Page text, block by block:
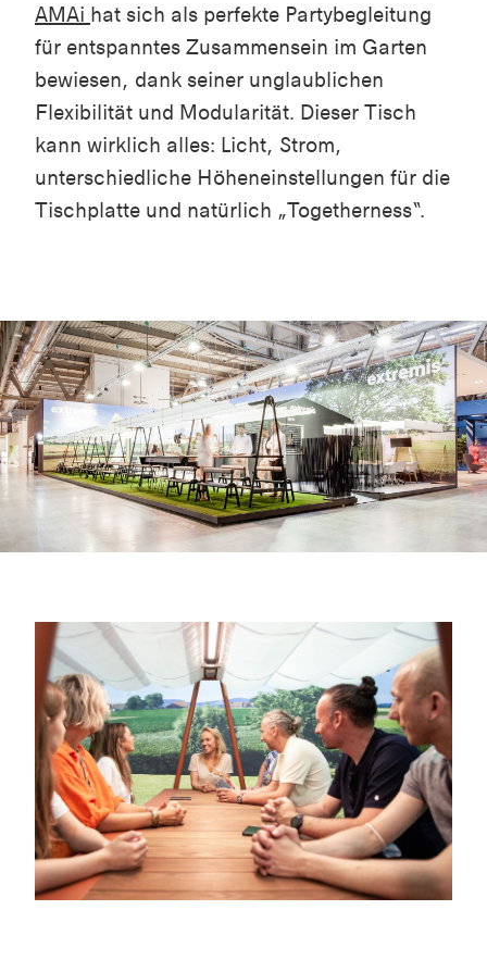
AMAi hat sich als perfekte Partybegleitung
für entspanntes Zusammensein im Garten
bewiesen, dank seiner unglaublichen
Flexibilität und Modularität. Dieser Tisch
kann wirklich alles: Licht, Strom,
unterschiedliche Höheneinstellungen für die
Tischplatte und natürlich „Togetherness“.